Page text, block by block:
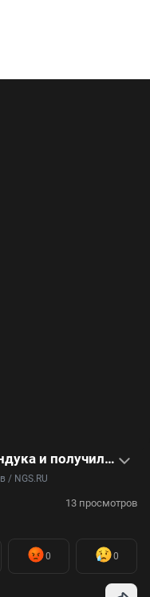
Фермер посадил три поля фундука и получил первый урожай — он мечтает делать свою «Нутеллу». Видео
/ NGS.RU
13 просмотров
0 0